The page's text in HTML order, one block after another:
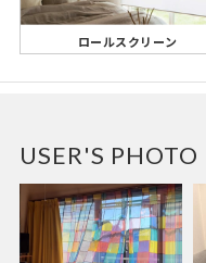
ロールスクリーン
USER'S PHOTO